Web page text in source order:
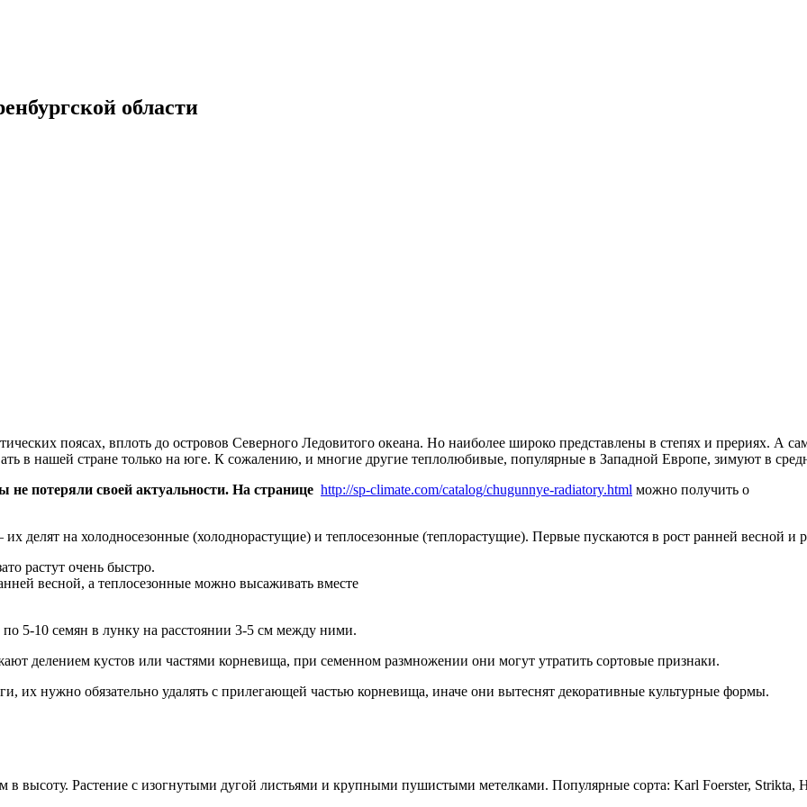
области
поясах, вплоть до островов Северного Ледовитого океана. Но наиболее широко представлены в степях и прериях. А
в нашей стране только на юге. К сожалению, и многие другие теплолюбивые, популярные в Западной Европе, зимуют в
не потеряли своей актуальности. На странице http://sp-climate.com/catalog/chugunnye-radiatory.html можно получить о
делят на холодносезонные (холоднорастущие) и теплосезонные (теплорастущие). Первые пускаются в рост ранней весной
растут очень быстро.
весной, а теплосезонные можно высаживать вместе
по 5-10 семян в лунку на расстоянии 3-5 см между ними.
делением кустов или частями корневища, при семенном размножении они могут утратить сортовые признаки.
их нужно обязательно удалять с прилегающей частью корневища, иначе они вытеснят декоративные культурные формы.
высоту. Растение с изогнутыми дугой листьями и крупными пушистыми метелками. Популярные сорта: Karl Foerster, Strikta,